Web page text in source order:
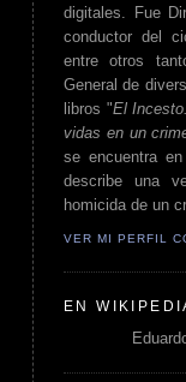
digitales. Fue
conductor del
entre otros
General de
libros "El
vidas en un
se encuentra
describe una
homicida de un
VER MI PERFIL
EN